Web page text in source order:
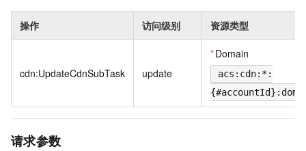
操作 访问级别 资源类型
cdn:UpdateCdnSubTask update
*Domain
acs:cdn:*:
请求参数